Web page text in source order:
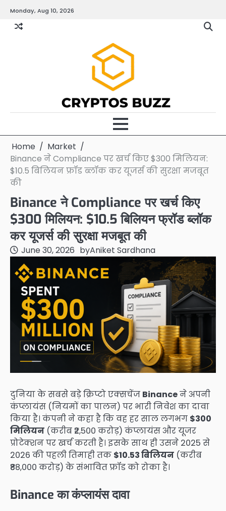
content
Monday, Aug 10, 2026
Home
Market
Binance ने Compliance पर खर्च किए $300 मिलियन:
$10.5 बिलियन फ्रॉड ब्लॉक कर यूजर्स की सुरक्षा मजबूत
की
Binance ने Compliance पर खर्च किए
$300 मिलियन: $10.5 बिलियन फ्रॉड ब्लॉक
कर यूजर्स की सुरक्षा मजबूत की
June 30, 2026 byAniket Sardhana
दुनिया के सबसे बड़े क्रिप्टो एक्सचेंज Binanceने अपनी
कंप्लायंस (नियमों का पालन) पर भारी निवेश का दावा
किया है। कंपनी ने कहा है कि वह हर साल लगभग $300
मिलियन (करीब ₹2,500 करोड़) कंप्लायंस और यूजर
प्रोटेक्शन पर खर्च करती है। इसके साथ ही उसने 2025 से
2026 की पहली तिमाही तक $10.53 बिलियन (करीब
₹88,000 करोड़) के संभावित फ्रॉड को रोका है।
Binance का कंप्लायंस दावा